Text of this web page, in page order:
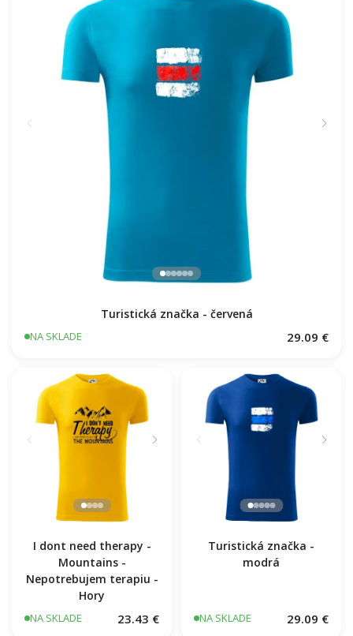
Turistická značka - červená
NA SKLADE 29.09 €
I dont need therapy -
Mountains -
Nepotrebujem terapiu -
Hory
NA SKLADE 23.43 €
Turistická značka -
modrá
NA SKLADE 29.09 €